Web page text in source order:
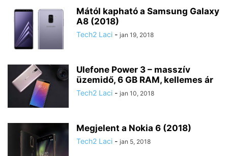
Mától kapható a Samsung Galaxy
A8 (2018)
Tech2 Laci - jan 19, 2018
Ulefone Power 3 – masszív
üzemidő, 6 GB RAM, kellemes ár
Tech2 Laci - jan 10, 2018
Megjelent a Nokia 6 (2018)
Tech2 Laci - jan 5, 2018